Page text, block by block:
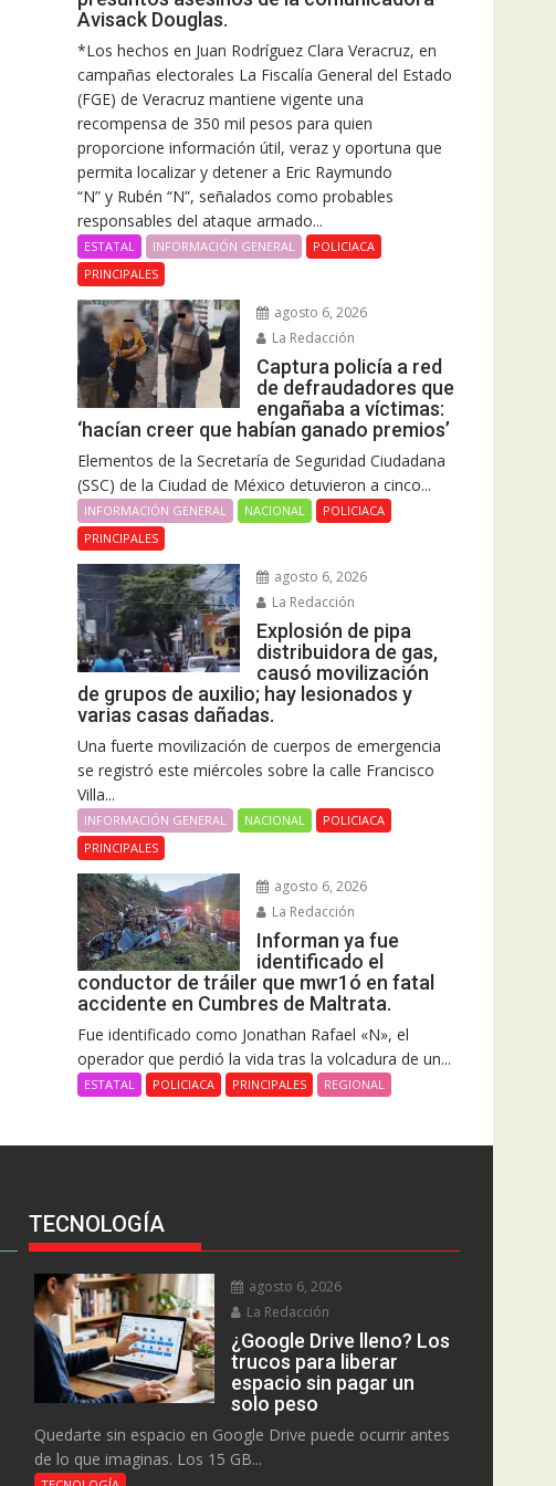
Avisack Douglas.
*Los hechos en Juan Rodríguez Clara Veracruz, en
campañas electorales La Fiscalía General del Estado
(FGE) de Veracruz mantiene vigente una
recompensa de 350 mil pesos para quien
proporcione información útil, veraz y oportuna que
permita localizar y detener a Eric Raymundo
“N” y Rubén “N”, señalados como probables
responsables del ataque armado...
ESTATAL INFORMACIÓN GENERAL
POLICIACA
PRINCIPALES
agosto 6, 2026
La Redacción
Captura policía a red
de defraudadores que
engañaba a víctimas:
‘hacían creer que habían ganado premios’
Elementos de la Secretaría de Seguridad Ciudadana
(SSC) de la Ciudad de México detuvieron a cinco...
INFORMACIÓN GENERAL NACIONAL
POLICIACA
PRINCIPALES
agosto 6, 2026
La Redacción
Explosión de pipa
distribuidora de gas,
causó movilización
de grupos de auxilio; hay lesionados y
varias casas dañadas.
Una fuerte movilización de cuerpos de emergencia
se registró este miércoles sobre la calle Francisco
Villa...
INFORMACIÓN GENERAL NACIONAL
POLICIACA
PRINCIPALES
agosto 6, 2026
La Redacción
Informan ya fue
identificado el
conductor de tráiler que mwr1ó en fatal
accidente en Cumbres de Maltrata.
Fue identificado como Jonathan Rafael «N», el
operador que perdió la vida tras la volcadura de un...
ESTATAL POLICIACA PRINCIPALES REGIONAL
TECNOLOGÍA
agosto 6, 2026
La Redacción
¿Google Drive lleno? Los
trucos para liberar
espacio sin pagar un
solo peso
Quedarte sin espacio en Google Drive puede ocurrir antes
de lo que imaginas. Los 15 GB...